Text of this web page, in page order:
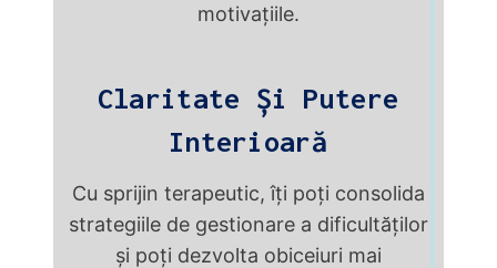
motivațiile.
Claritate Și Putere
Interioară
Cu sprijin terapeutic, îți poți consolida
strategiile de gestionare a dificultăților
și poți dezvolta obiceiuri mai